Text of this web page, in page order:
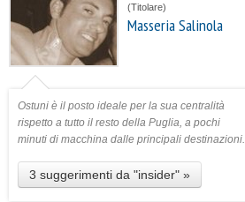
(Titolare)
Masseria Salinola
Ostuni è il posto ideale per la sua centralità
rispetto a tutto il resto della Puglia, a pochi
minuti di macchina dalle principali destinazioni.
3 suggerimenti da "insider" »